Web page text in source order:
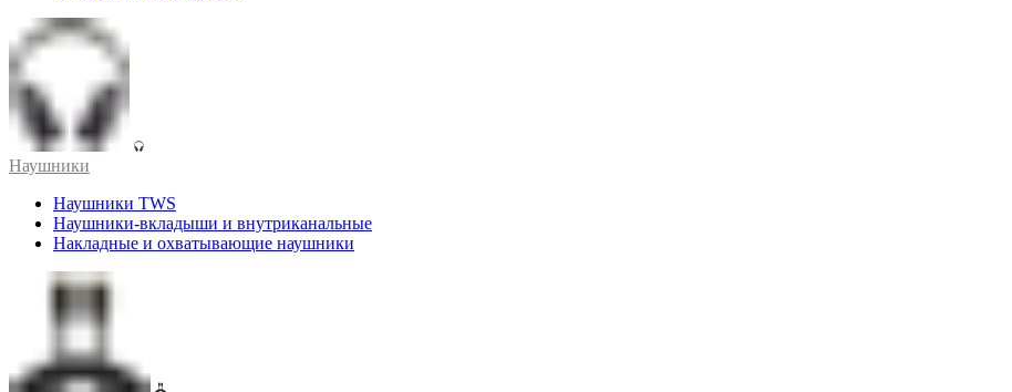
Наушники
Наушники TWS
Наушники-вкладыши и внутриканальные
Накладные и охватывающие наушники